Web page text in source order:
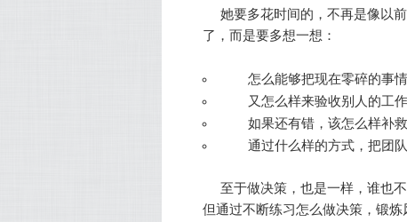
她要多花时间的，不再是像以
了，而是要多想一想：
怎么能够把现在零碎的事
又怎么样来验收别人的工
如果还有错，该怎么样补
通过什么样的方式，把团
至于做决策，也是一样，谁也
但通过不断练习怎么做决策，锻